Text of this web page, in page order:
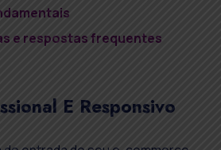
e respostas frequentes
E Responsivo